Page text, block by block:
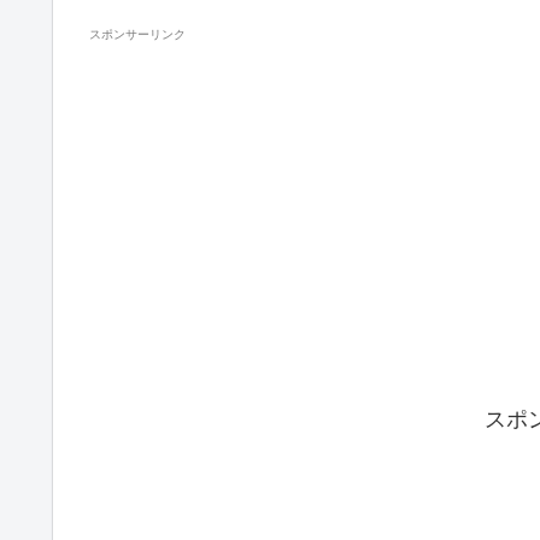
スポンサーリンク
スポ